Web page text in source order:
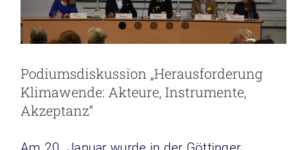
Podiumsdiskussion „Herausforderung
Klimawende: Akteure, Instrumente,
Akzeptanz“